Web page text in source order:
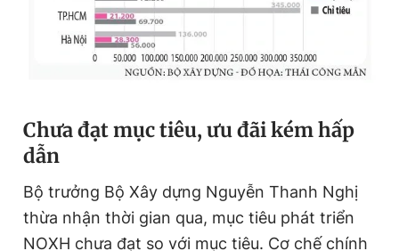
Chưa đạt mục tiêu, ưu đãi kém hấp
dẫn
Bộ trưởng Bộ Xây dựng Nguyễn Thanh Nghị
thừa nhận thời gian qua, mục tiêu phát triển
NOXH chưa đạt so với mục tiêu. Cơ chế chính